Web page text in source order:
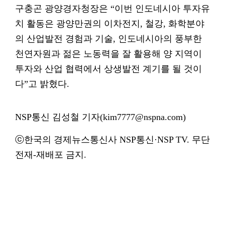
구충곤 광양경자청장은 “이번 인도네시아 투자유
치 활동은 광양만권의 이차전지, 철강, 화학분야
의 산업발전 경험과 기술, 인도네시아의 풍부한
천연자원과 젊은 노동력을 잘 활용해 양 지역이
투자와 산업 협력에서 상생발전 계기를 될 것이
다”고 밝혔다.
NSP통신 김성철 기자(kim7777@nspna.com)
ⓒ한국의 경제뉴스통신사 NSP통신·NSP TV. 무단
전재-재배포 금지.